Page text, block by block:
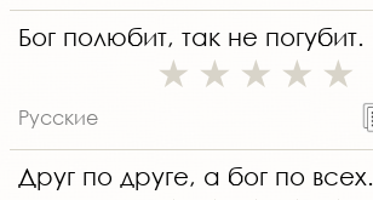
Бог полюбит, так не погубит.
Русские
Друг по друге, а бог по всех.